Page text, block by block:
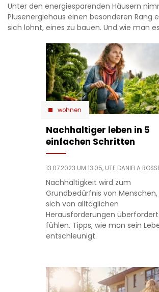
Unter den energiesparenden Häusern
Plusenergiehaus einen besonderen Rang
sich lohnt, eines zu bauen. Und wie man
wohnen
Nachhaltiger leben in 5
einfachen Schritten
13.07.2023 UM 13:05, UTE DANIELA
Nachhaltigkeit wird zum
Grundbedürfnis von Menschen,
sich von alltäglichen
Herausforderungen überfordert
fühlen. Tipps, wie man sein
entschleunigt.